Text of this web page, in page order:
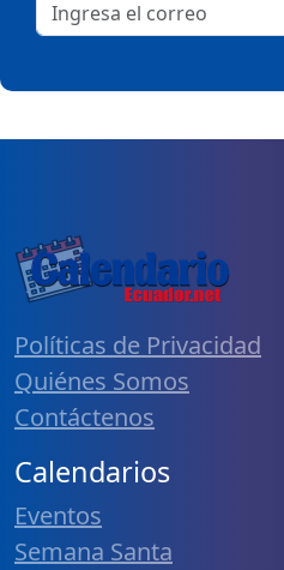
Políticas de Privacidad
Quiénes Somos
Contáctenos
Calendarios
Eventos
Semana Santa